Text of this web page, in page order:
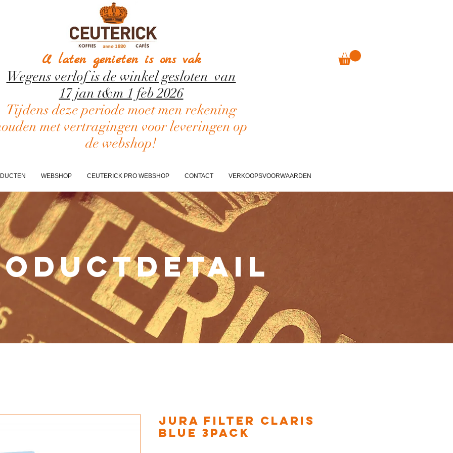
U laten genieten is ons vak
Wegens verlof is de winkel gesloten van
17 jan t&m 1 feb 2026
Tijdens deze periode moet men rekening
met vertragingen voor leveringen op
de webshop!
WEBSHOP CEUTERICK PRO WEBSHOP CONTACT VERKOOPSVOORWAARDEN
Jura Filter Claris
Blue 3pack